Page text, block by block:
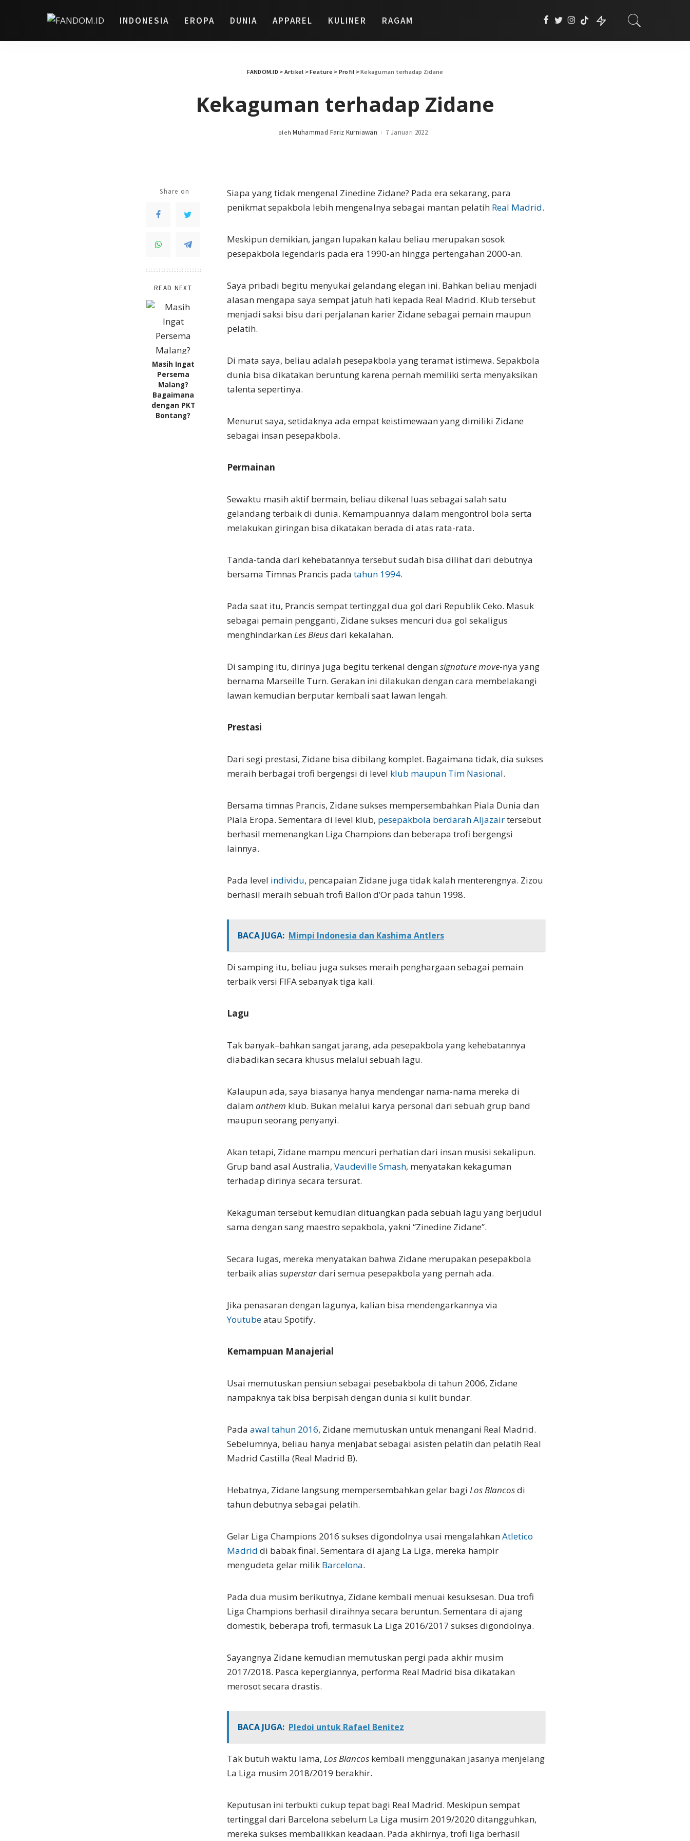
INDONESIA EROPA DUNIA APPAREL KULINER RAGAM
FANDOM.ID > Artikel >Feature > Profil >Kekaguman terhadap Zidane
Kekaguman terhadap Zidane
Posted
oleh Muhammad Fariz Kurniawan 7 Januari 2022
Share on
READ NEXT
Masih Ingat
Persema
Malang?
Bagaimana
dengan PKT
Bontang?
Siapa yang tidak mengenal Zinedine Zidane? Pada era sekarang, para
penikmat sepakbola lebih mengenalnya sebagai mantan pelatih Real Madrid.
Meskipun demikian, jangan lupakan kalau beliau merupakan sosok
pesepakbola legendaris pada era 1990-an hingga pertengahan 2000-an.
Saya pribadi begitu menyukai gelandang elegan ini. Bahkan beliau menjadi
alasan mengapa saya sempat jatuh hati kepada Real Madrid. Klub tersebut
menjadi saksi bisu dari perjalanan karier Zidane sebagai pemain maupun
pelatih.
Di mata saya, beliau adalah pesepakbola yang teramat istimewa. Sepakbola
dunia bisa dikatakan beruntung karena pernah memiliki serta menyaksikan
talenta sepertinya.
Menurut saya, setidaknya ada empat keistimewaan yang dimiliki Zidane
sebagai insan pesepakbola.
Permainan
Sewaktu masih aktif bermain, beliau dikenal luas sebagai salah satu
gelandang terbaik di dunia. Kemampuannya dalam mengontrol bola serta
melakukan giringan bisa dikatakan berada di atas rata-rata.
Tanda-tanda dari kehebatannya tersebut sudah bisa dilihat dari debutnya
bersama Timnas Prancis pada tahun 1994.
Pada saat itu, Prancis sempat tertinggal dua gol dari Republik Ceko. Masuk
sebagai pemain pengganti, Zidane sukses mencuri dua gol sekaligus
menghindarkanLes Bleusdari kekalahan.
Di samping itu, dirinya juga begitu terkenal dengansignature move-nya yang
bernama Marseille Turn. Gerakan ini dilakukan dengan cara membelakangi
lawan kemudian berputar kembali saat lawan lengah.
Prestasi
Dari segi prestasi, Zidane bisa dibilang komplet. Bagaimana tidak, dia sukses
meraih berbagai trofi bergengsi di level klub maupun Tim Nasional.
Bersama timnas Prancis, Zidane sukses mempersembahkan Piala Dunia dan
Piala Eropa. Sementara di level klub, pesepakbola berdarah Aljazairtersebut
berhasil memenangkan Liga Champions dan beberapa trofi bergengsi
lainnya.
Pada level individu, pencapaian Zidane juga tidak kalah menterengnya. Zizou
berhasil meraih sebuah trofi Ballon d’Or pada tahun 1998.
BACA JUGA: Mimpi Indonesia dan Kashima Antlers
Di samping itu, beliau juga sukses meraih penghargaan sebagai pemain
terbaik versi FIFA sebanyak tiga kali.
Lagu
Tak banyak–bahkan sangat jarang, ada pesepakbola yang kehebatannya
diabadikan secara khusus melalui sebuah lagu.
Kalaupun ada, saya biasanya hanya mendengar nama-nama mereka di
dalamanthem klub. Bukan melalui karya personal dari sebuah grup band
maupun seorang penyanyi.
Akan tetapi, Zidane mampu mencuri perhatian dari insan musisi sekalipun.
Grup band asal Australia, Vaudeville Smash, menyatakan kekaguman
terhadap dirinya secara tersurat.
Kekaguman tersebut kemudian dituangkan pada sebuah lagu yang berjudul
sama dengan sang maestro sepakbola, yakni “Zinedine Zidane”.
Secara lugas, mereka menyatakan bahwa Zidane merupakan pesepakbola
terbaik alias superstardari semua pesepakbola yang pernah ada.
Jika penasaran dengan lagunya, kalian bisa mendengarkannya via
Youtubeatau Spotify.
Kemampuan Manajerial
Usai memutuskan pensiun sebagai pesebakbola di tahun 2006, Zidane
nampaknya tak bisa berpisah dengan dunia si kulit bundar.
Pada awal tahun 2016, Zidane memutuskan untuk menangani Real Madrid.
Sebelumnya, beliau hanya menjabat sebagai asisten pelatih dan pelatih Real
Madrid Castilla (Real Madrid B).
Hebatnya, Zidane langsung mempersembahkan gelar bagi Los Blancosdi
tahun debutnya sebagai pelatih.
Gelar Liga Champions 2016 sukses digondolnya usai mengalahkanAtletico
Madrid di babak final. Sementara di ajang La Liga, mereka hampir
mengudeta gelar milik Barcelona.
Pada dua musim berikutnya, Zidane kembali menuai kesuksesan. Dua trofi
Liga Champions berhasil diraihnya secara beruntun. Sementara di ajang
domestik, beberapa trofi, termasuk La Liga 2016/2017 sukses digondolnya.
Sayangnya Zidane kemudian memutuskan pergi pada akhir musim
2017/2018. Pasca kepergiannya, performa Real Madrid bisa dikatakan
merosot secara drastis.
BACA JUGA: Pledoi untuk Rafael Benitez
Tak butuh waktu lama, Los Blancos kembali menggunakan jasanya menjelang
La Liga musim 2018/2019 berakhir.
Keputusan ini terbukti cukup tepat bagi Real Madrid. Meskipun sempat
tertinggal dari Barcelona sebelum La Liga musim 2019/2020 ditangguhkan,
mereka sukses membalikkan keadaan. Pada akhirnya, trofi liga berhasil